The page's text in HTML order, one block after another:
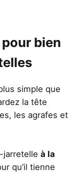
bien
simple que
la tête
les agrafes et
jarretelle à la
qu’il tienne